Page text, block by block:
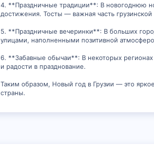
4. **Праздничные традиции**: В новогоднюю
достижения. Тосты — важная часть
5. **Праздничные вечеринки**: В больших
улицами, наполненными позитивной
6. **Забавные обычаи**: В некоторых
и радости в празднование.
Таким образом, Новый год в Грузии — это
страны.